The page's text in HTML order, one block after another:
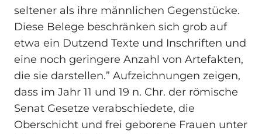
seltener als ihre männlichen Gegenstücke.
Diese Belege beschränken sich grob auf
etwa ein Dutzend Texte und Inschriften und
eine noch geringere Anzahl von Artefakten,
die sie darstellen.” Aufzeichnungen zeigen,
dass im Jahr 11 und 19 n. Chr. der römische
Senat Gesetze verabschiedete, die
Oberschicht und frei geborene Frauen unter